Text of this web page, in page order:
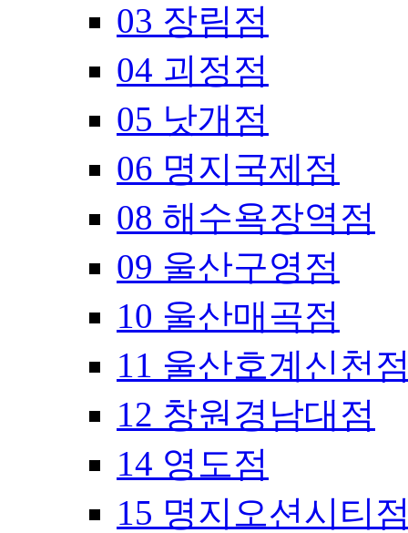
03 장림점
04 괴정점
05 낫개점
06 명지국제점
08 해수욕장역점
09 울산구영점
10 울산매곡점
11 울산호계신천
12 창원경남대점
14 영도점
15 명지오션시티